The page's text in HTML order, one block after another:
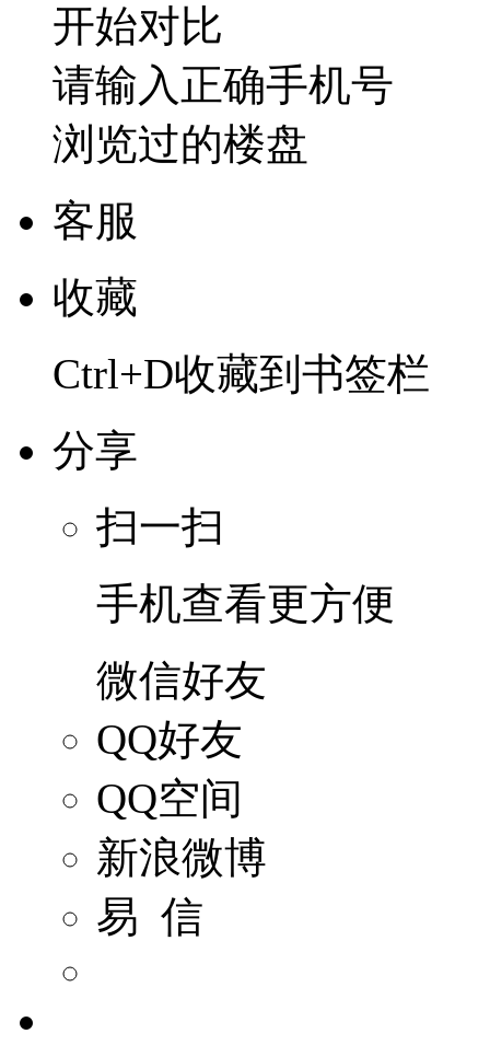
开始对比
请输入正确手机号
浏览过的楼盘
客服
收藏
Ctrl+D收藏到书签栏
分享
扫一扫
手机查看更方便
微信好友
QQ好友
QQ空间
新浪微博
易 信